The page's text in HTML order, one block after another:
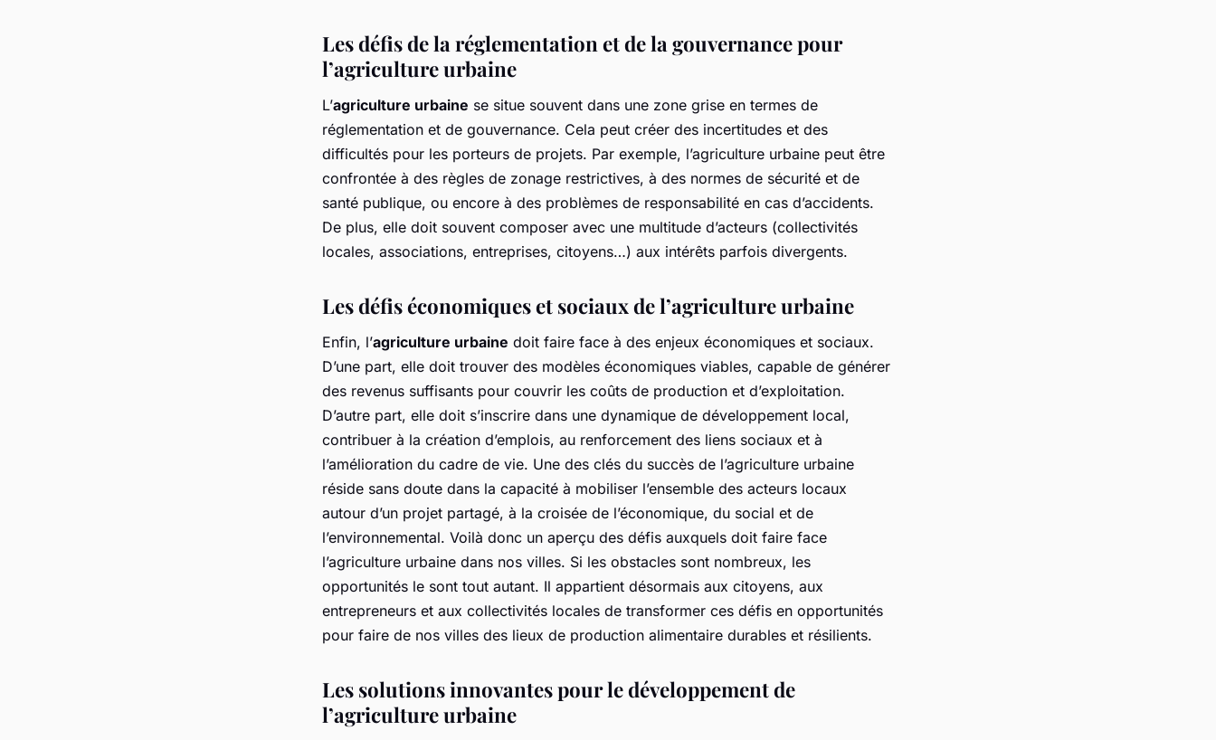
Les défis de la réglementation et de la gouvernance pour
l’agriculture urbaine
L’agriculture urbaine se situe souvent dans une zone grise en termes de
réglementation et de gouvernance. Cela peut créer des incertitudes et des
difficultés pour les porteurs de projets. Par exemple, l’agriculture urbaine peut être
confrontée à des règles de zonage restrictives, à des normes de sécurité et de
santé publique, ou encore à des problèmes de responsabilité en cas d’accidents.
De plus, elle doit souvent composer avec une multitude d’acteurs (collectivités
locales, associations, entreprises, citoyens…) aux intérêts parfois divergents.
Les défis économiques et sociaux de l’agriculture urbaine
Enfin, l’agriculture urbaine doit faire face à des enjeux économiques et sociaux.
D’une part, elle doit trouver des modèles économiques viables, capable de générer
des revenus suffisants pour couvrir les coûts de production et d’exploitation.
D’autre part, elle doit s’inscrire dans une dynamique de développement local,
contribuer à la création d’emplois, au renforcement des liens sociaux et à
l’amélioration du cadre de vie. Une des clés du succès de l’agriculture urbaine
réside sans doute dans la capacité à mobiliser l’ensemble des acteurs locaux
autour d’un projet partagé, à la croisée de l’économique, du social et de
l’environnemental. Voilà donc un aperçu des défis auxquels doit faire face
l’agriculture urbaine dans nos villes. Si les obstacles sont nombreux, les
opportunités le sont tout autant. Il appartient désormais aux citoyens, aux
entrepreneurs et aux collectivités locales de transformer ces défis en opportunités
pour faire de nos villes des lieux de production alimentaire durables et résilients.
Les solutions innovantes pour le développement de
l’agriculture urbaine